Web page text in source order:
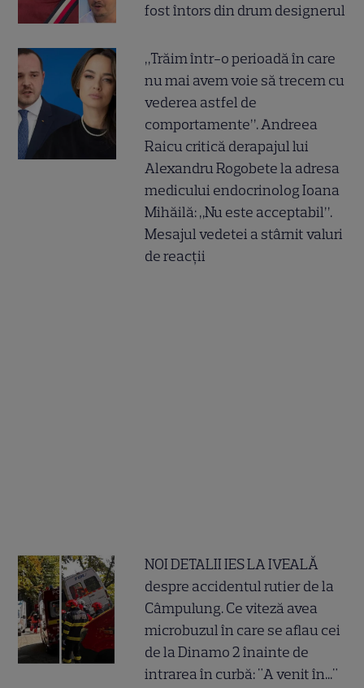
fost întors din drum designerul
„Trăim într-o perioadă în care
nu mai avem voie să trecem cu
vederea astfel de
comportamente”. Andreea
Raicu critică derapajul lui
Alexandru Rogobete la adresa
medicului endocrinolog Ioana
Mihăilă: „Nu este acceptabil”.
Mesajul vedetei a stârnit valuri
de reacții
NOI DETALII IES LA IVEALĂ
despre accidentul rutier de la
Câmpulung. Ce viteză avea
microbuzul în care se aflau cei
de la Dinamo 2 înainte de
intrarea în curbă: "A venit în..."